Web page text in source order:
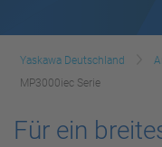
Yaskawa Deutschland
MP3000iec Serie
Für ein